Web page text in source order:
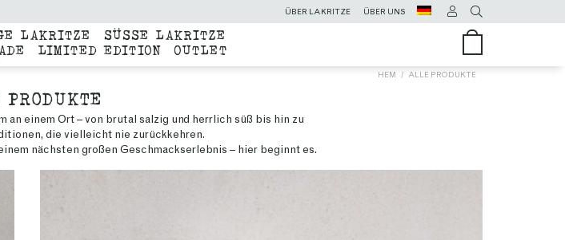
ÜBER LAKRITZE ÜBER UNS
LAKRITZE
SÜSSE LAKRITZE
LIMITED EDITION OUTLET
HEM ALLE PRODUKTE
einem Ort – von brutal salzig und herrlich süß bis hin zu
die vielleicht nie zurückkehren.
nächsten großen Geschmackserlebnis – hier beginnt es.